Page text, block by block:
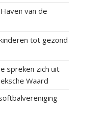
van de
tot gezond
spreken zich uit
Waard